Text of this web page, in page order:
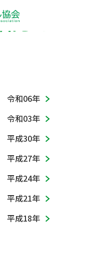
らせ
令和06年
令和03年
平成30年
平成27年
平成24年
平成21年
平成18年